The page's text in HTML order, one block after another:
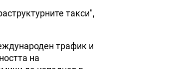
такси",
трафик и
на